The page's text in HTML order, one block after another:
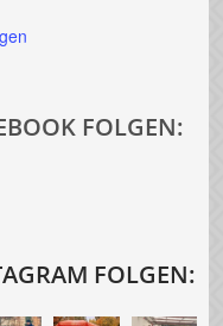
FOLGEN:
FOLGEN: